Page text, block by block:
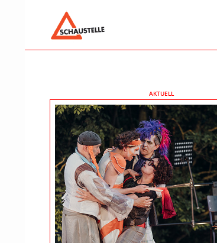
Suchen
AKTUELL